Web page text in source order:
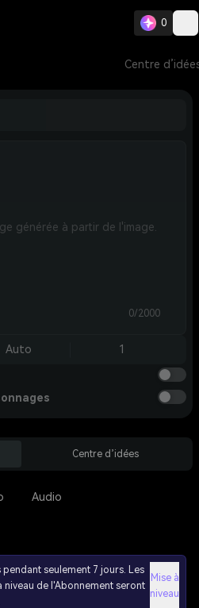
0
Centre
0/2000
Auto 1
Centre d’idées
Audio
seulement 7 jours. Les
niveau de l'Abonnement seront
Mise à
niveau